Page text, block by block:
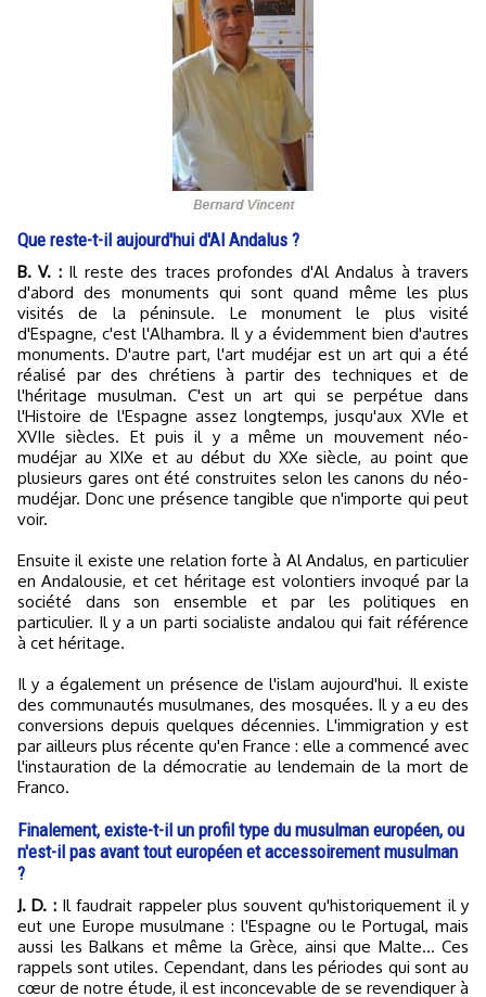
Que reste-t-il aujourd'hui d'Al Andalus ?
B. V. :Il reste des traces profondes d'Al Andalus à travers
d'abord des monuments qui sont quand même les plus
visités de la péninsule. Le monument le plus visité
d'Espagne, c'est l'Alhambra. Il y a évidemment bien d'autres
monuments. D'autre part, l'art mudéjar est un art qui a été
réalisé par des chrétiens à partir des techniques et de
l'héritage musulman. C'est un art qui se perpétue dans
l'Histoire de l'Espagne assez longtemps, jusqu'aux XVIe et
XVIIe siècles. Et puis il y a même un mouvement néo-
mudéjar au XIXe et au début du XXe siècle, au point que
plusieurs gares ont été construites selon les canons du néo-
mudéjar. Donc une présence tangible que n'importe qui peut
voir.
Ensuite il existe une relation forte à Al Andalus, en particulier
en Andalousie, et cet héritage est volontiers invoqué par la
société dans son ensemble et par les politiques en
particulier. Il y a un parti socialiste andalou qui fait référence
à cet héritage.
Il y a également un présence de l'islam aujourd'hui. Il existe
des communautés musulmanes, des mosquées. Il y a eu des
conversions depuis quelques décennies. L'immigration y est
par ailleurs plus récente qu'en France : elle a commencé avec
l'instauration de la démocratie au lendemain de la mort de
Franco.
Finalement, existe-t-il un profil type du musulman européen, ou
n'est-il pas avant tout européen et accessoirement musulman
?
J. D. :Il faudrait rappeler plus souvent qu'historiquement il y
eut une Europe musulmane : l'Espagne ou le Portugal, mais
aussi les Balkans et même la Grèce, ainsi que Malte... Ces
rappels sont utiles. Cependant, dans les périodes qui sont au
cœur de notre étude, il est inconcevable de se revendiquer à